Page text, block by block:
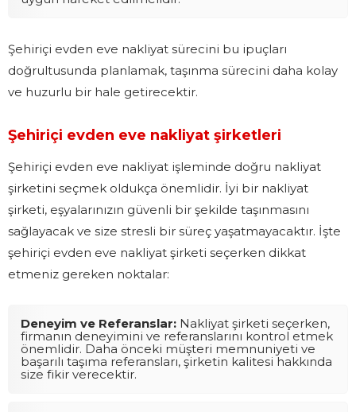
Şehiriçi evden eve nakliyat sürecini bu ipuçları
doğrultusunda planlamak, taşınma sürecini daha kolay
ve huzurlu bir hale getirecektir.
Şehiriçi evden eve nakliyat şirketleri
Şehiriçi evden eve nakliyat işleminde doğru nakliyat
şirketini seçmek oldukça önemlidir. İyi bir nakliyat
şirketi, eşyalarınızın güvenli bir şekilde taşınmasını
sağlayacak ve size stresli bir süreç yaşatmayacaktır. İşte
şehiriçi evden eve nakliyat şirketi seçerken dikkat
etmeniz gereken noktalar:
Deneyim ve Referanslar: Nakliyat şirketi seçerken,
firmanın deneyimini ve referanslarını kontrol etmek
önemlidir. Daha önceki müşteri memnuniyeti ve
başarılı taşıma referansları, şirketin kalitesi hakkında
size fikir verecektir.